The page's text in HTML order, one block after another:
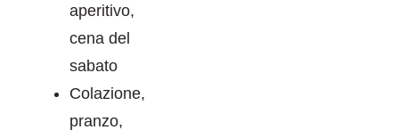
aperitivo,
cena del
sabato
Colazione,
pranzo,